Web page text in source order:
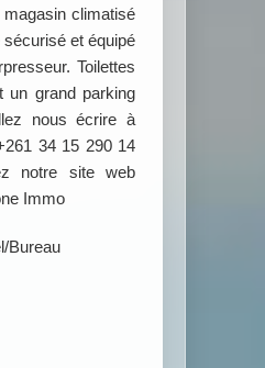
climatisé
sécurisé et équipé
Toilettes
un grand parking
nous écrire à
34 15 290 14
notre site web
Immo
Bureau